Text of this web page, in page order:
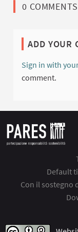
0 COMMENTS
ADD YOUR
Sign in with
comment.
Default
Con il sostegno